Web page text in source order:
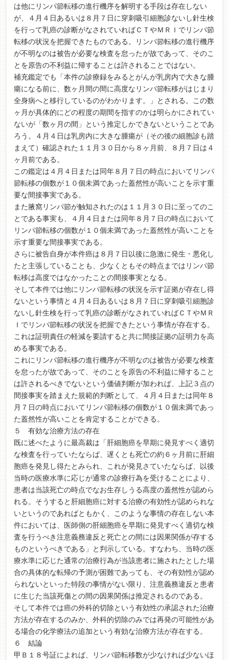
は他にリンパ節転移の進行機序を解明する手段は存在しない
が、４月４日あるいは８月７日に穿刺吸引細胞診ないし針生検
を行って乳癌の診断がなされていればＣＴやＭＲＩでリンパ節
転移の状況を把握できたものである。リンパ節転移の進行機序
が不明なのは被告が必要な検査を怠ったが故であって、そのこ
とを原告の不利益に帰することは許されることではない。
補充鑑定でも「本件の診療録をみるとがんが乳房内で大きな腫
瘍になる前に、数ヶ月間の間に高度なリンパ節転移がはじまり
全身病へと移行しているのがわかります。」とされる。この数
ヶ月が具体的にどの程度の期間を指すのかは明らかにされてい
ないが「数ヶ月の間」という推定しかできないということであ
ろう。４月４日は乳房内に大きな腫瘍が（その後の細胞診も踏
まえて）確認された１１月３０日から８ヶ月前、８月７日は４
ヶ月前である。
この鑑定は４月４日または同年８月７日の時点においてリンパ
節転移の個数が１０個未満であった蓋然性が高いことを示す重
要な間接事実である。
また腋窩リンパ節が触知されたのは１１月３０日に至ってのこ
とである事実も、４月４日または同年８月７日の時点において
リンパ節転移の個数が１０個未満であった蓋然性が高いことを
示す重要な間接事実である。
さらに被告自身が本件癌は８月７日以後に急激に発生・悪化し
たと主張していることも、少なくともその時点まではリンパ節
転移は高度ではなかったことの間接事実となる。
そして本件では他にリンパ節転移の状況を示す証拠が存在し得
ないという事情と４月４日あるいは８月７日に穿刺吸引細胞診
ないし針生検を行って乳癌の診断がなされていればＣＴやＭＲ
Ｉでリンパ節転移の状況を把握できたという事情が存在する。
これは証明責任の軽減を要請すると共に間接証拠の証明力を高
める事実である。
これにリンパ節転移の進行機序が不明なのは被告が必要な検査
を怠ったが故であって、そのことを原告の不利益に帰すること
は許されるべきでないという価値判断が加われば、上記３点の
間接事実を踏まえた規範的判断として、４月４日または同年８
月７日の時点においてリンパ節転移の個数が１０個未満であっ
た蓋然性が高いことを肯定することができる。
５ 有効な治療方法の存在
既に述べたように最高裁は「肝細胞癌を早期に発見すべく適切
な検査を行っていたならば、遅くとも死亡の約６ヶ月前に肝細
胞癌を発見し得たとみられ、これが発見さていたならば、以後
当時の医療水準に応じが通常の診療行為を受けることにより、
患者は当該死亡の時点でなお生存しうる高度の蓋然性が認めら
れる。そうすると肝細胞癌に対する治療の有効性が認められな
いというのであればともかく、このような事情の存在しない本
件においては、医師側の肝細胞癌を早期に発見すべく適切な検
査を行うべき注意義務違反と死亡との間には因果関係が存する
ものというべきである」と判示している。すなわち、当時の医
療水準に応じた通常の治療行為が当該患者に施されたとした場
合の具体的な転帰の予測が困難であっても、その有効性が認め
られないといった特段の事情がない限り、注意義務違反と患者
に生じた当該死傷との間の因果関係は推定されるのである。
そして本件では癌の外科的切除という有効性の承認された治療
方法が存在するのみか、外科的切除のみでは再発の可能性があ
る場合の化学療法の追加という有効な治療方法が存在する。
６ 結論
甲Ｂ１８号証によれば、リンパ節転移数が少なければ少ないほ